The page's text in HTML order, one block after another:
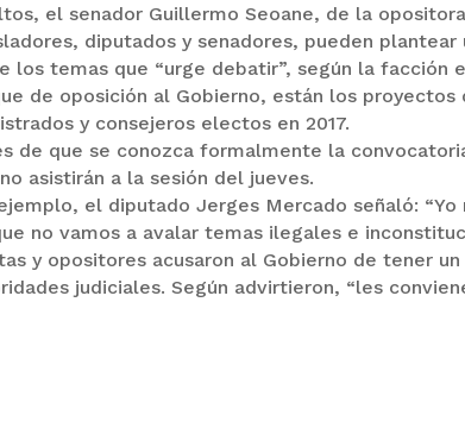
el senador Guillermo Seoane, de la
diputados y senadores, pueden
los temas que “urge debatir”, según la
de oposición al Gobierno, están los
y consejeros electos en 2017.
de que se conozca formalmente la
asistirán a la sesión del jueves.
el diputado Jerges Mercado señaló:
no vamos a avalar temas ilegales e
y opositores acusaron al Gobierno de tener
judiciales. Según advirtieron, “les